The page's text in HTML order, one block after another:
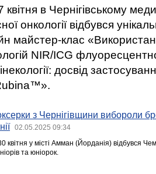
квітня в Чернігівському
онкології відбувся
майстер-клас
NIR/ICG
досвід
з Чернігівщини вибороли
02.05.2025 09:34
квітня у місті Амман (Йорданія) відбувся
та юніорок.